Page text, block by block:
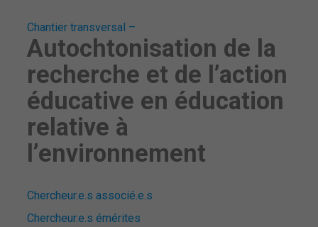
Chantier transversal –
Autochtonisation de la
recherche et de l’action
éducative en éducation
relative à
l’environnement
Chercheur.e.s associé.e.s
Chercheur.e.s émérites